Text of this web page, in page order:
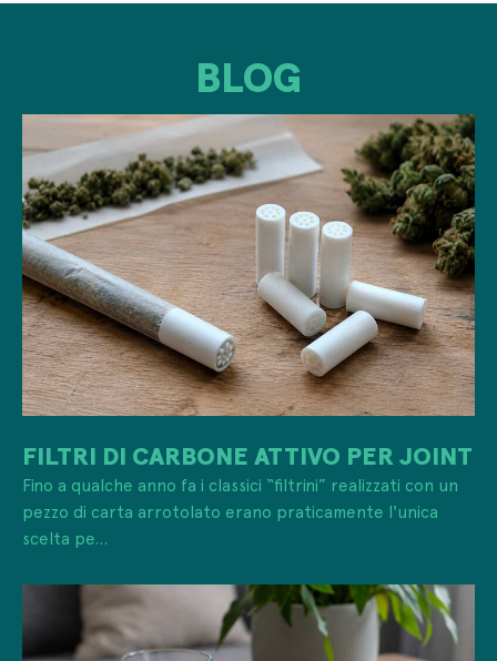
BLOG
FILTRI DI CARBONE ATTIVO PER JOINT
Fino a qualche anno fa i classici “filtrini” realizzati con un
pezzo di carta arrotolato erano praticamente l'unica
scelta pe...